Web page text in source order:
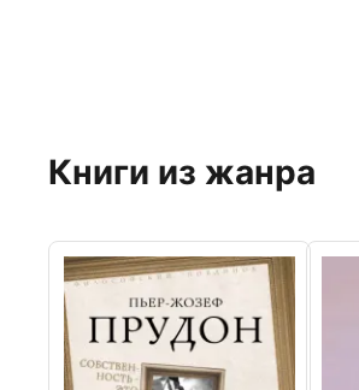
Книги из жанра